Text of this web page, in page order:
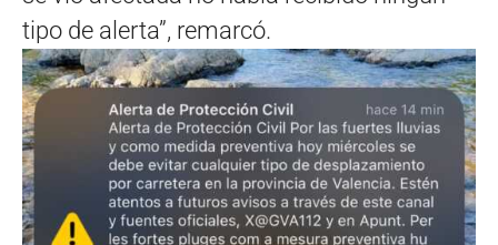
tipo de alerta”, remarcó.